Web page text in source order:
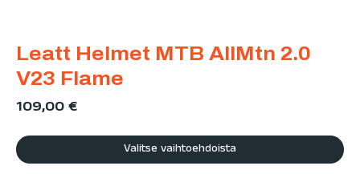
Leatt Helmet MTB AllMtn 2.0
V23 Flame
109,00€
Valitse vaihtoehdoista